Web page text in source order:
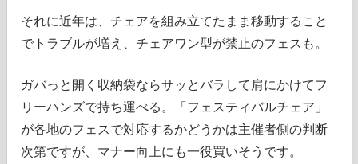
それに近年は、チェアを組み立てたまま移動すること
でトラブルが増え、チェアワン型が禁止のフェスも。
ガバっと開く収納袋ならサッとバラして肩にかけてフ
リーハンズで持ち運べる。「フェスティバルチェア」
が各地のフェスで対応するかどうかは主催者側の判断
次第ですが、マナー向上にも一役買いそうです。